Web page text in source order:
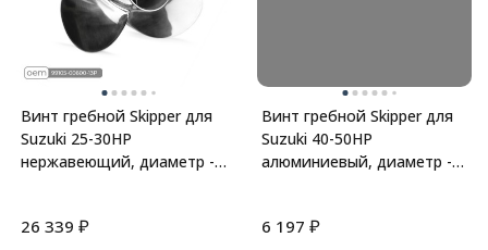
Винт гребной Skipper для
Suzuki 25-30HP
нержавеющий, диаметр -
26 339 ₽
Винт гребной Skipper для
Suzuki 40-50HP
алюминиевый, диаметр -
6 197 ₽